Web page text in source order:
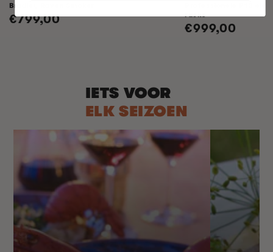
Bradley Raven Smoker
Normale
€799,00
racks
Normale
€999,00
IETS VOOR
ELK SEIZOEN